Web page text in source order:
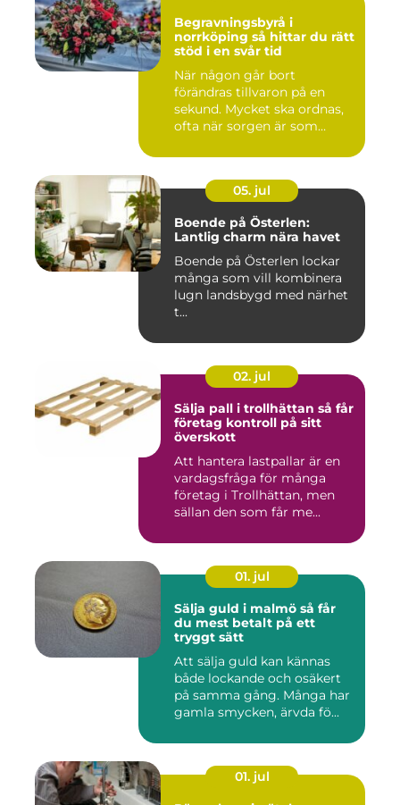
Begravningsbyrå i
norrköping så hittar du rätt
stöd i en svår tid
När någon går bort
förändras tillvaron på en
sekund. Mycket ska ordnas,
ofta när sorgen är som
05. jul
Boende på Österlen:
Lantlig charm nära havet
Boende på Österlen lockar
många som vill kombinera
lugn landsbygd med närhet
t...
02. jul
Sälja pall i trollhättan så får
företag kontroll på sitt
överskott
Att hantera lastpallar är en
vardagsfråga för många
företag i Trollhättan, men
sällan den som får me...
01. jul
Sälja guld i malmö så får
du mest betalt på ett
tryggt sätt
Att sälja guld kan kännas
både lockande och osäkert
på samma gång. Många har
gamla smycken, ärvda fö...
01. jul